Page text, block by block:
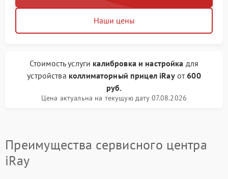
Наши цены
Стоимость услуги калибровка и настройка для
устройства коллиматорный прицел iRayот600
руб.
Цена актуальна на текущую дату 07.08.2026
Преимущества сервисного центра
iRay